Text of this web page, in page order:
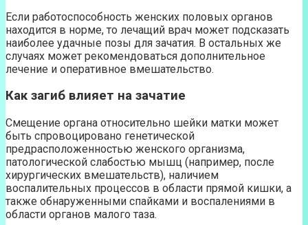
Если работоспособность женских половых органов
находится в норме, то лечащий врач может подсказать
наиболее удачные позы для зачатия. В остальных же
случаях может рекомендоваться дополнительное
лечение и оперативное вмешательство.
Как загиб влияет на зачатие
Смещение органа относительно шейки матки может
быть спровоцировано генетической
предрасположенностью женского организма,
патологической слабостью мышц (например, после
хирургических вмешательств), наличием
воспалительных процессов в области прямой кишки, а
также обнаруженными спайками и воспалениями в
области органов малого таза.